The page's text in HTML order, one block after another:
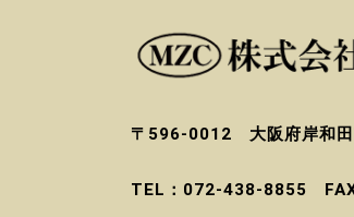
〒596-0012 大阪府岸和
TEL：072-438-8855